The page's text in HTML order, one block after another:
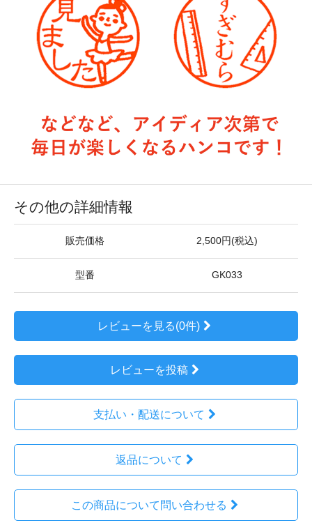
その他の詳細情報
販売価格 2,500円(税込)
型番 GK033
レビューを見る(0件)
レビューを投稿
支払い・配送について
返品について
この商品について問い合わせる